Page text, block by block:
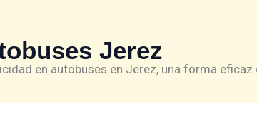
Jerez
en autobuses en Jerez, una forma